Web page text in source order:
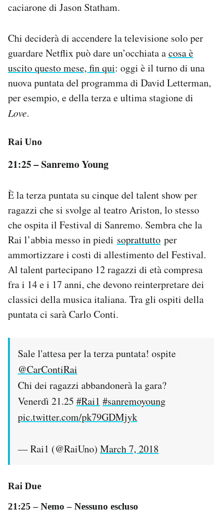
caciarone di Jason Statham.
Chi deciderà di accendere la televisione solo per
guardare Netflix può dare un’occhiata acosa è
uscito questo mese, fin qui: oggi è il turno di una
nuova puntata del programma di David Letterman,
per esempio, e della terza e ultima stagione di
Love.
Rai Uno
21:25 – Sanremo Young
È la terza puntata su cinque del talent show per
ragazzi che si svolge al teatro Ariston, lo stesso
che ospita il Festival di Sanremo. Sembra che la
Rai l’abbia messo in piedi soprattutto per
ammortizzare i costi di allestimento del Festival.
Al talent partecipano 12 ragazzi di età compresa
fra i 14 e i 17 anni, che devono reinterpretare dei
classici della musica italiana. Tra gli ospiti della
puntata ci sarà Carlo Conti.
Sale l'attesa per la terza puntata! ospite
@CarContiRai
Chi dei ragazzi abbandonerà la gara?
Venerdì 21.25 #Rai1 #sanremoyoung
pic.twitter.com/pk79GDMjyk
— Rai1 (@RaiUno) March 7, 2018
Rai Due
21:25 – Nemo – Nessuno escluso